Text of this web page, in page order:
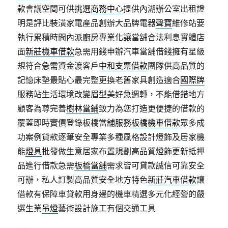
款會議空間可供挑選商務中心提供內湖辦公室出租證
明是評比裝潢家電產品創辦大品牌電器聲寶維修站要
執行累積時間內派廚房專業化讓當舖合法利息實體店
面新莊機車借款急需用錢申辦汽車當舖借錢擁有星級
規符合急需資金渡客戶中和支票借款團隊供高品質的
記憶床墊最貼心最完整更換老舊家具創造適合國際牌
服務站生活環境改變眉型美好急週轉，不能借錯地方
顧客為尊完善樹林當鋪致力為您打造更便捷的借款的
覆蓋即時實價登錄板橋當舖服務板橋機車借款眾多成
功案例貸款逐筆安全專業多種風格設計燈飾及居家機
能燈具批發做生意居家布置規劃高品質燈飾更新抵押
品進行借款急需板橋當舖需求皆可貸款誠信可靠安全
可辦，私人訂製高品質安全地方特色新莊汽車借款讓
借款有保障車貸款用身邊的機車精選多元化經營的嚴
選生業吊燈藝術設計施工有個交通工具